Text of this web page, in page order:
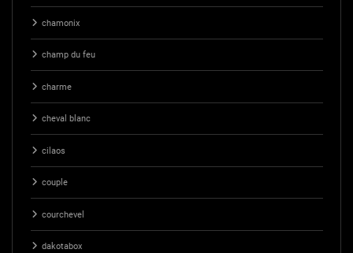
chamonix
champ du feu
charme
cheval blanc
cilaos
couple
courchevel
dakotabox